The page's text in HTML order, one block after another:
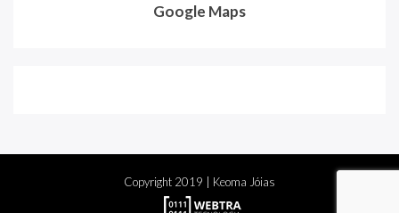
Google Maps
Copyright 2019 | Keoma Jóias